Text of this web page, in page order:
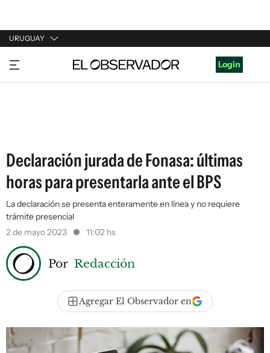
URUGUAY
URUGUAY
ARGENTINA
Login
Declaración jurada de Fonasa: últimas
horas para presentarla ante el BPS
La declaración se presenta enteramente en línea y no requiere
trámite presencial
2 de mayo 2023
11:02 hs
Por Redacción
Agregar El Observador en